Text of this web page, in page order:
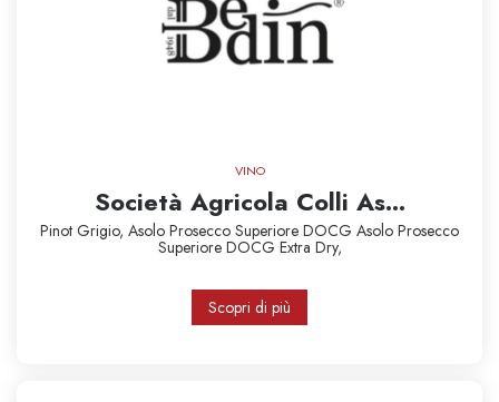
VINO
Società Agricola Colli As...
Pinot Grigio, Asolo Prosecco Superiore DOCG Asolo Prosecco
Superiore DOCG Extra Dry,
Scopri di più